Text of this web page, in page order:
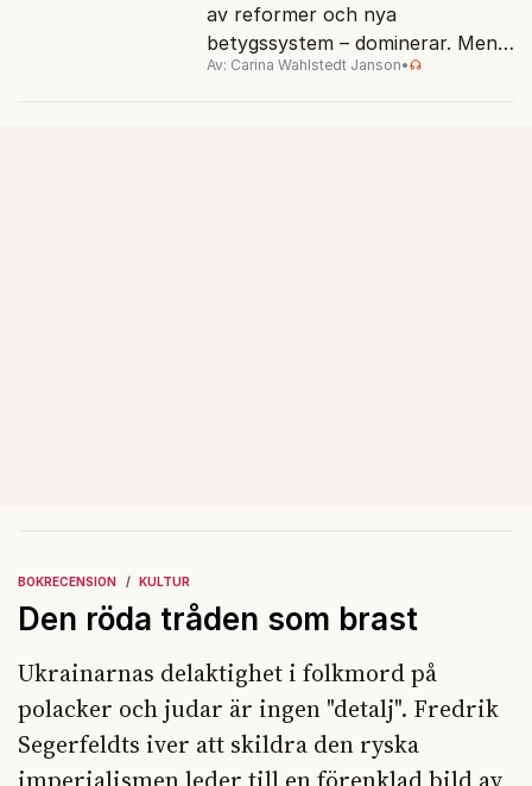
av reformer och nya
betygssystem – dominerar. Men
vem äger berättelsen om skolan?
Av: Carina Wahlstedt Janson•
BOKRECENSION KULTUR
Den röda tråden som brast
Ukrainarnas delaktighet i folkmord på
polacker och judar är ingen "detalj". Fredrik
Segerfeldts iver att skildra den ryska